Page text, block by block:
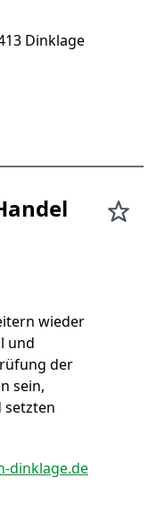
Dinklage
wieder
und
der
sein,
setzten
dinklage.de